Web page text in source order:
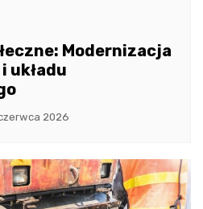
Modernizacja
układu
2026